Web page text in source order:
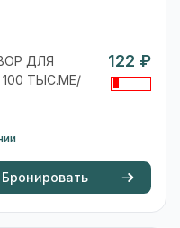
ДЛЯ
ТЫС.МЕ/
122 ₽
Бронировать